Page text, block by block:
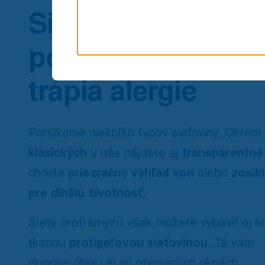
Siete proti hmyzu
pomôžu, keď vás
trápia alergie
Ponúkame niekoľko typov sieťoviny. Okrem
klasických u nás nájdete aj transparentné
chcete priezračný výhľad von alebo
pre dlhšiu životnosť.
Siete proti hmyzu však môžete vybaviť aj
tkanou protipeľovou sieťovinou. Tá vám